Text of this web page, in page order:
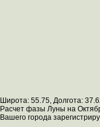
Широта: 55.75, Долгота:
Расчет фазы Луны на
Вашего города